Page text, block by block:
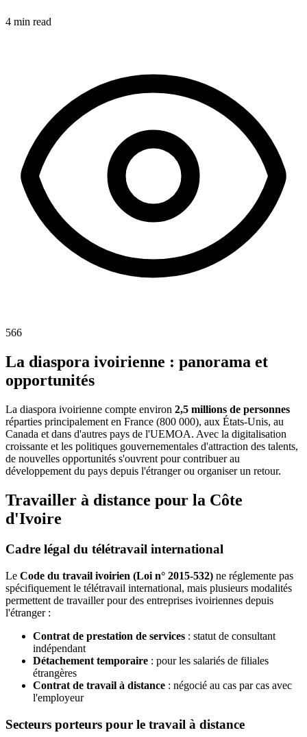
4 min read
566
La diaspora ivoirienne : panorama et
opportunités
La diaspora ivoirienne compte environ 2,5 millions de personnes
réparties principalement en France (800 000), aux États-Unis, au
Canada et dans d'autres pays de l'UEMOA. Avec la digitalisation
croissante et les politiques gouvernementales d'attraction des talents,
de nouvelles opportunités s'ouvrent pour contribuer au
développement du pays depuis l'étranger ou organiser un retour.
Travailler à distance pour la Côte
d'Ivoire
Cadre légal du télétravail international
Le Code du travail ivoirien (Loi n° 2015-532) ne réglemente pas
spécifiquement le télétravail international, mais plusieurs modalités
permettent de travailler pour des entreprises ivoiriennes depuis
l'étranger :
Contrat de prestation de services : statut de consultant
indépendant
Détachement temporaire : pour les salariés de filiales
étrangères
Contrat de travail à distance : négocié au cas par cas avec
l'employeur
Secteurs porteurs pour le travail à distance